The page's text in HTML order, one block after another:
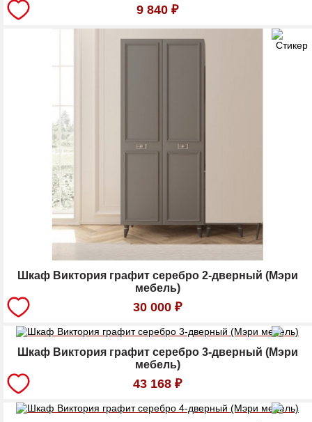
9 840 ₽
Шкаф Виктория графит серебро 2-дверный (Мэри
мебель)
30 000 ₽
Шкаф Виктория графит серебро 3-дверный (Мэри
мебель)
43 168 ₽